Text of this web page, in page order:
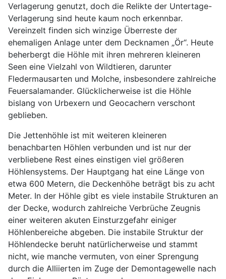
Verlagerung genutzt, doch die Relikte der Untertage-
Verlagerung sind heute kaum noch erkennbar.
Vereinzelt finden sich winzige Überreste der
ehemaligen Anlage unter dem Decknamen „Ör“. Heute
beherbergt die Höhle mit ihren mehreren kleineren
Seen eine Vielzahl von Wildtieren, darunter
Fledermausarten und Molche, insbesondere zahlreiche
Feuersalamander. Glücklicherweise ist die Höhle
bislang von Urbexern und Geocachern verschont
geblieben.
Die Jettenhöhle ist mit weiteren kleineren
benachbarten Höhlen verbunden und ist nur der
verbliebene Rest eines einstigen viel größeren
Höhlensystems. Der Hauptgang hat eine Länge von
etwa 600 Metern, die Deckenhöhe beträgt bis zu acht
Meter. In der Höhle gibt es viele instabile Strukturen an
der Decke, wodurch zahlreiche Verbrüche Zeugnis
einer weiteren akuten Einsturzgefahr einiger
Höhlenbereiche abgeben. Die instabile Struktur der
Höhlendecke beruht natürlicherweise und stammt
nicht, wie manche vermuten, von einer Sprengung
durch die Alliierten im Zuge der Demontagewelle nach